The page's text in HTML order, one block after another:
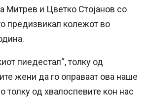
Митрев и Цветко Стојанов со
предизвикал колежот во
пиедестал“, толку од
жени да го оправаат ова наше
толку од хвалоспевите кон нас